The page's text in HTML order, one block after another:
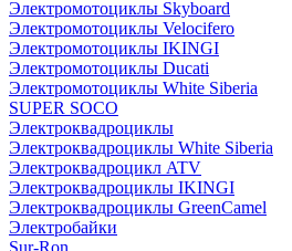
Электромотоциклы Skyboard
Электромотоциклы Velocifero
Электромотоциклы IKINGI
Электромотоциклы Ducati
Электромотоциклы White Siberia
SUPER SOCO
Электроквадроциклы
Электроквадроциклы White Siberia
Электроквадроцикл ATV
Электроквадроциклы IKINGI
Электроквадроциклы GreenCamel
Электробайки
Sur-Ron